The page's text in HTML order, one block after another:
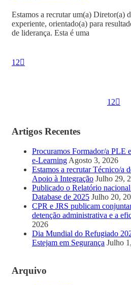
Estamos a recrutar um(a) Diretor(a)
experiente, orientado(a) para
de liderança. Esta é uma
1 2
1 2
Artigos Recentes
Procuramos Formador/a PLE
e-Learning Agosto 3, 2026
Estamos a recrutar Técnico/a
Apoio à Integração Julho 29,
Publicado o Relatório
Database de 2025 Julho 20,
CPR e JRS publicam
detenção administrativa e a
2026
Dia Mundial do Refugiado
Estejam em Segurança Julho
Arquivo